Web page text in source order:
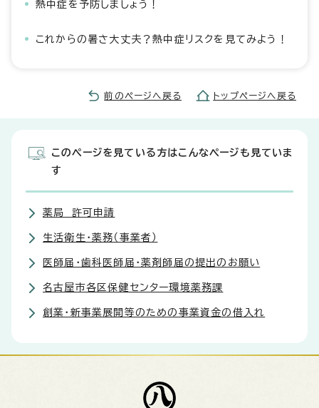
熱中症を予防しましょう！
これからの暑さ大丈夫？熱中症リスクを見てみよう！
前のページへ戻る トップページへ戻る
このページを見ている方はこんなページも見ていま
す
薬局 許可申請
生活衛生・薬務（事業者）
医師届・歯科医師届・薬剤師届の提出のお願い
名古屋市各区保健センター環境薬務課
創業・新事業展開等のための事業資金の借入れ